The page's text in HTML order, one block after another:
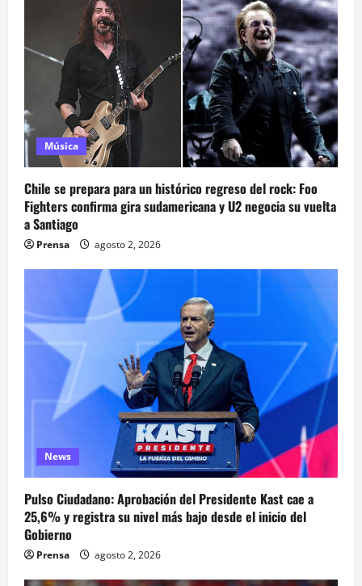
Música
Chile se prepara para un histórico regreso del rock: Foo
Fighters confirma gira sudamericana y U2 negocia su vuelta
a Santiago
Prensa agosto 2, 2026
News
Pulso Ciudadano: Aprobación del Presidente Kast cae a
25,6% y registra su nivel más bajo desde el inicio del
Gobierno
Prensa agosto 2, 2026